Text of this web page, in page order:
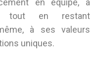
en équipe, à
tout en restant
à ses valeurs
uniques.